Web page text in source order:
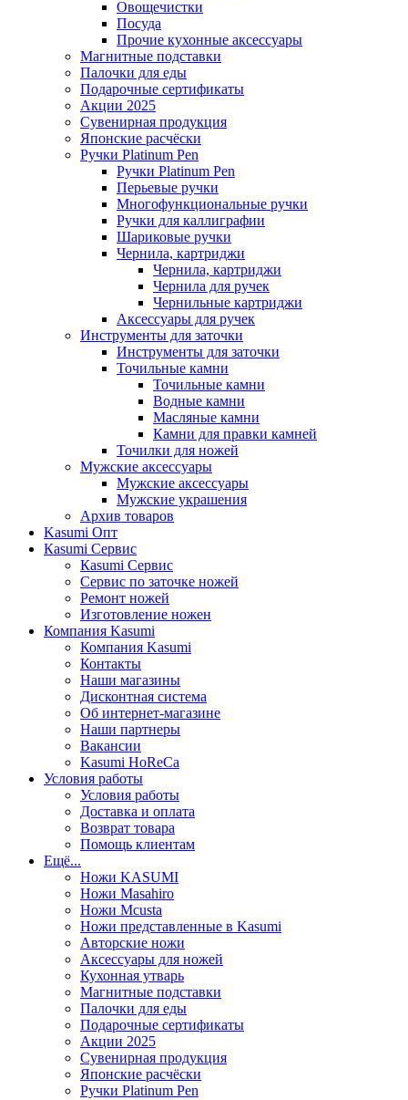
Овощечистки
Посуда
Прочие кухонные аксессуары
Магнитные подставки
Палочки для еды
Подарочные сертификаты
Акции 2025
Сувенирная продукция
Японские расчёски
Ручки Platinum Pen
Ручки Platinum Pen
Перьевые ручки
Многофункциональные ручки
Ручки для каллиграфии
Шариковые ручки
Чернила, картриджи
Чернила, картриджи
Чернила для ручек
Чернильные картриджи
Аксессуары для ручек
Инструменты для заточки
Инструменты для заточки
Точильные камни
Точильные камни
Водные камни
Масляные камни
Камни для правки камней
Точилки для ножей
Мужские аксессуары
Мужские аксессуары
Мужские украшения
Архив товаров
Kasumi Опт
Кasumi Сервис
Кasumi Сервис
Сервис по заточке ножей
Ремонт ножей
Изготовление ножен
Компания Kasumi
Компания Kasumi
Контакты
Наши магазины
Дисконтная система
Об интернет-магазине
Наши партнеры
Вакансии
Kasumi HoReCa
Условия работы
Условия работы
Доставка и оплата
Возврат товара
Помощь клиентам
Ещё...
Ножи KASUMI
Ножи Masahiro
Ножи Mcusta
Ножи представленные в Kasumi
Авторские ножи
Аксессуары для ножей
Кухонная утварь
Магнитные подставки
Палочки для еды
Подарочные сертификаты
Акции 2025
Сувенирная продукция
Японские расчёски
Ручки Platinum Pen